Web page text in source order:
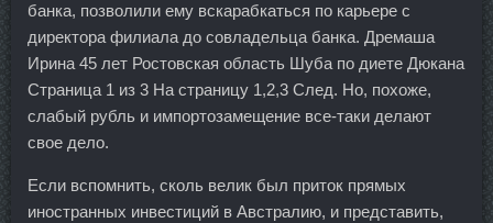
банка, позволили ему вскарабкаться по карьере с
директора филиала до совладельца банка. Дремаша
Ирина 45 лет Ростовская область Шуба по диете Дюкана
Страница 1 из 3 На страницу 1,2,3 След. Но, похоже,
слабый рубль и импортозамещение все-таки делают
свое дело.
Если вспомнить, сколь велик был приток прямых
иностранных инвестиций в Австралию, и представить,